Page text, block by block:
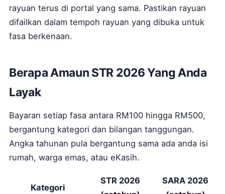
rayuan terus di portal yang sama. Pastikan rayuan
difailkan dalam tempoh rayuan yang dibuka untuk
fasa berkenaan.
Berapa Amaun STR 2026 Yang Anda
Layak
Bayaran setiap fasa antara RM100 hingga RM500,
bergantung kategori dan bilangan tanggungan.
Angka tahunan pula bergantung sama ada anda isi
rumah, warga emas, atau eKasih.
Kategori
STR 2026
SARA 2026